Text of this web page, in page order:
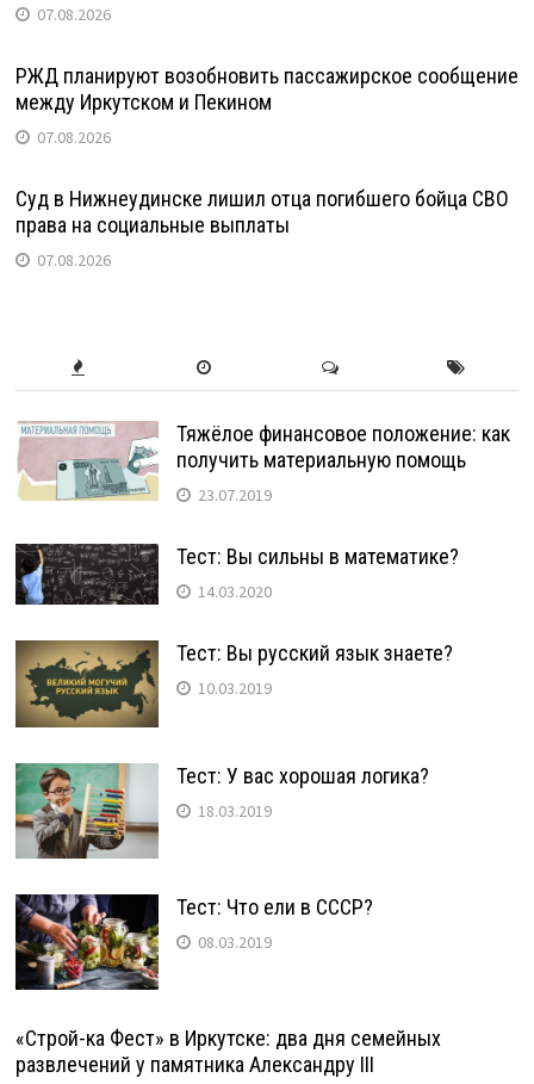
07.08.2026
РЖД планируют возобновить пассажирское сообщение
между Иркутском и Пекином
07.08.2026
Суд в Нижнеудинске лишил отца погибшего бойца СВО
права на социальные выплаты
07.08.2026
Тяжёлое финансовое положение: как
получить материальную помощь
23.07.2019
Тест: Вы сильны в математике?
14.03.2020
Тест: Вы русский язык знаете?
10.03.2019
Тест: У вас хорошая логика?
18.03.2019
Тест: Что ели в СССР?
08.03.2019
«Строй-ка Фест» в Иркутске: два дня семейных
развлечений у памятника Александру III